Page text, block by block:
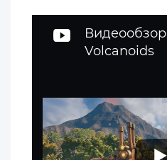
Видеообзор
Volcanoids